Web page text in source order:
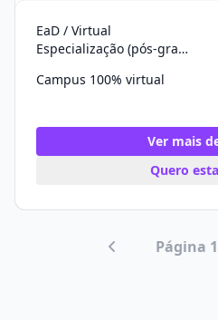
EaD / Virtual
Especialização (pós-graduação)
Campus 100% virtual
Ver mais
Quero
Página 1